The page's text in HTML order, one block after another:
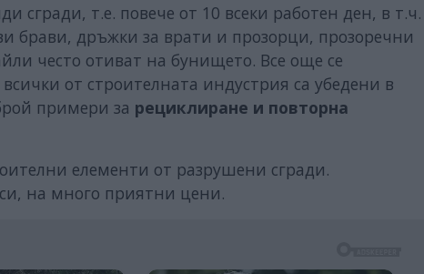
сгради, т.е. повече от 10 всеки работен ден, в т.ч.
брави, дръжки за врати и прозорци, прозоречни
често отиват на бунището. Все още се
от строителната индустрия са убедени в
примери за рециклиране и повторна
елементи от разрушени сгради.
на много приятни цени.